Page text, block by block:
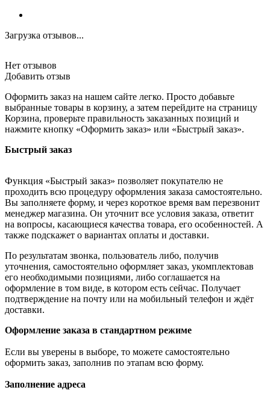
Загрузка отзывов...
Нет отзывов
Добавить отзыв
Оформить заказ на нашем сайте легко. Просто добавьте
выбранные товары в корзину, а затем перейдите на страницу
Корзина, проверьте правильность заказанных позиций и
нажмите кнопку «Оформить заказ» или «Быстрый заказ».
Быстрый заказ
Функция «Быстрый заказ» позволяет покупателю не
проходить всю процедуру оформления заказа самостоятельно.
Вы заполняете форму, и через короткое время вам перезвонит
менеджер магазина. Он уточнит все условия заказа, ответит
на вопросы, касающиеся качества товара, его особенностей. А
также подскажет о вариантах оплаты и доставки.
По результатам звонка, пользователь либо, получив
уточнения, самостоятельно оформляет заказ, укомплектовав
его необходимыми позициями, либо соглашается на
оформление в том виде, в котором есть сейчас. Получает
подтверждение на почту или на мобильный телефон и ждёт
доставки.
Оформление заказа в стандартном режиме
Если вы уверены в выборе, то можете самостоятельно
оформить заказ, заполнив по этапам всю форму.
Заполнение адреса